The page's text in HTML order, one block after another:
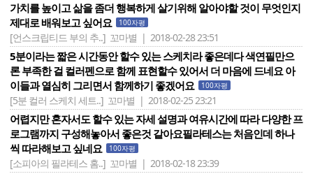
가치를 높이고 삶을 좀더 행복하게 살기위해 알아야할 것이 무엇인지
제대로 배워보고 싶어요
100자평
[언스크립티드 부의 추..] 꼬마별 | 2018-02-28 23:51
5분이라는 짧은 시간동안 할수 있는 스케치라 좋은데다 색연필만으
론 부족한 걸 컬러펜으로 함께 표현할수 있어서 더 마음에 드네요 아
이들과 열심히 그리면서 함께하기 좋겠어요
100자평
[5분 컬러 스케치 세트..] 꼬마별 | 2018-02-25 23:21
어렵지만 혼자서도 할수 있는 자세 설명과 여유시간에 따라 다양한 프
로그램까지 구성해놓아서 좋은것 같아요필라테스는 처음인데 하나
씩 따라해보고 싶네요
100자평
[소피아의 필라테스 홈..] 꼬마별 | 2018-02-18 23:39